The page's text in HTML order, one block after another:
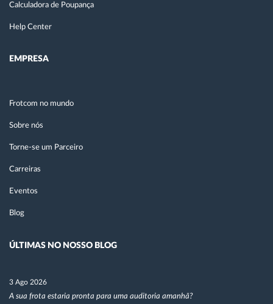
Calculadora de Poupança
Help Center
EMPRESA
Frotcom no mundo
Sobre nós
Torne-se um Parceiro
Carreiras
Eventos
Blog
ÚLTIMAS NO NOSSO BLOG
3 Ago 2026
A sua frota estaria pronta para uma auditoria amanhã?